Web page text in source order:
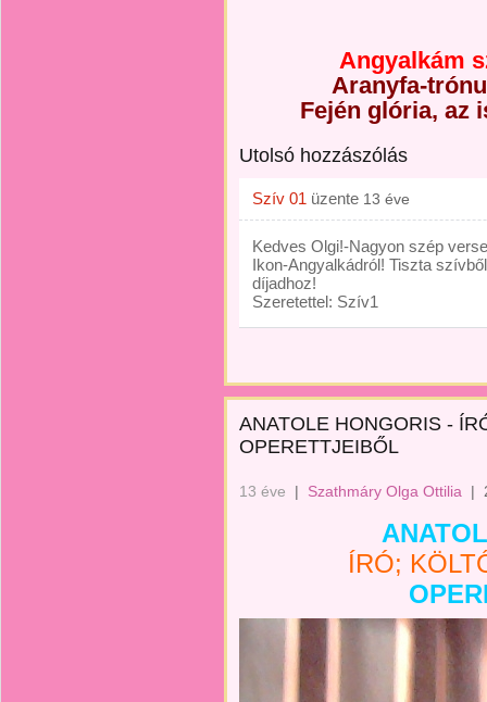
Angyalkám
Aranyfa-
Fején glória, az
Utolsó hozzászólás
Szív 01 üzente 13 éve
Kedves Olgi!-Nagyon szép
Ikon-Angyalkádról! Tiszta
díjadhoz!
Szeretettel: Szív1
ANATOLE HONGORIS -
OPERETTJEIBŐL
13 éve | Szathmáry Olga Ottilia |
ÍRÓ;